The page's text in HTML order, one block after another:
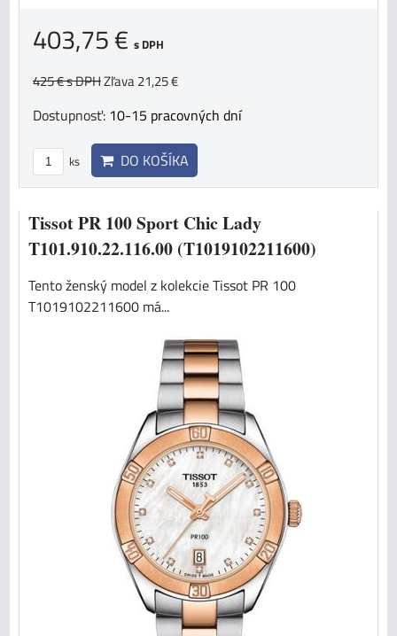
403,75 € s DPH
425 €s DPHZľava 21,25 €
Dostupnosť: 10-15 pracovných dní
ks DO KOŠÍKA
Tissot PR 100 Sport Chic Lady
T101.910.22.116.00 (T1019102211600)
Tento ženský model z kolekcie Tissot PR 100
T1019102211600 má...